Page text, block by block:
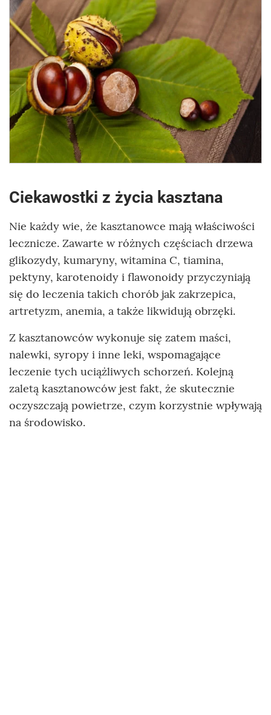
Ciekawostki z życia kasztana
Nie każdy wie, że kasztanowce mają właściwości
lecznicze. Zawarte w różnych częściach drzewa
glikozydy, kumaryny, witamina C, tiamina,
pektyny, karotenoidy i flawonoidy przyczyniają
się do leczenia takich chorób jak zakrzepica,
artretyzm, anemia, a także likwidują obrzęki.
Z kasztanowców wykonuje się zatem maści,
nalewki, syropy i inne leki, wspomagające
leczenie tych uciążliwych schorzeń. Kolejną
zaletą kasztanowców jest fakt, że skutecznie
oczyszczają powietrze, czym korzystnie wpływają
na środowisko.